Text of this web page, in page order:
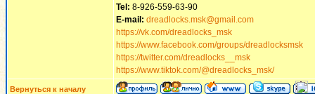
Tel: 8-926-559-63-90
E-mail: dreadlocks.msk@gmail.com
https://vk.com/dreadlocks_msk
https://www.facebook.com/groups/dreadlocksmsk
https://twitter.com/dreadlocks__msk
https://www.tiktok.com/@dreadlocks_msk/
Вернуться к началу